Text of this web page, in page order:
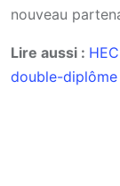
nouveau
Lire aussi :
double-